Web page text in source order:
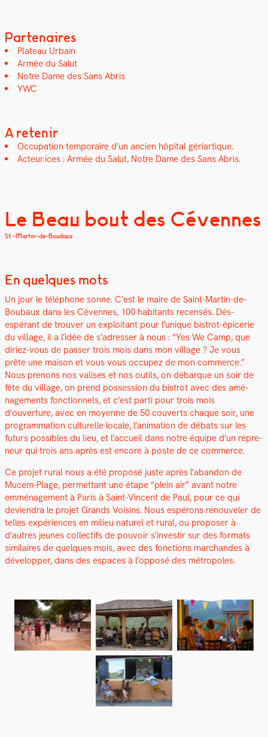
Partenaires
Plateau Urbain
Armée du Salut
Notre Dame des Sans Abris
YWC
A retenir
Occu­pa­tion tem­po­raire d’un ancien hôpi­tal géri­ar­tique.
Acteur.ices : Armée du Salut, Notre Dame des Sans Abris.
Le Beau bout des Cévennes
St.-Martin-de-Boudaux
En quelques mots
Un jour le télé­phone sonne. C’est le maire de Saint-Mar­tin-de-
Boubaux dans les Cévennes, 100 habi­tants recen­sés. Dés­
espérant de trou­ver un exploitant pour l’unique bistrot-épicerie
du vil­lage, il a l’idée de s’adresser à nous : “Yes We Camp, que
diriez-vous de pass­er trois mois dans mon vil­lage ? Je vous
prête une mai­son et vous vous occu­pez de mon com­merce.”
Nous prenons nos valis­es et nos out­ils, on débar­que un soir de
fête du vil­lage, on prend pos­ses­sion du bistrot avec des amé­
nage­ments fonc­tion­nels, et c’est par­ti pour trois mois
d’ouverture, avec en moyenne de 50 cou­verts chaque soir, une
pro­gram­ma­tion cul­turelle locale, l’animation de débats sur les
futurs pos­si­bles du lieu, et l’accueil dans notre équipe d’un repre­
neur qui trois ans après est encore à poste de ce com­merce.
Ce pro­jet rur­al nous a été pro­posé juste après l’abandon de
Mucem-Plage, per­me­t­tant une étape “plein air” avant notre
emmé­nage­ment à Paris à Saint-Vin­cent de Paul, pour ce qui
devien­dra le pro­jet Grands Voisins. Nous espérons renou­vel­er de
telles expéri­ences en milieu naturel et rur­al, ou pro­pos­er à
d’autres jeunes col­lec­tifs de pou­voir s’investir sur des for­mats
sim­i­laires de quelques mois, avec des fonc­tions marchan­des à
dévelop­per, dans des espaces à l’opposé des métrop­o­les.